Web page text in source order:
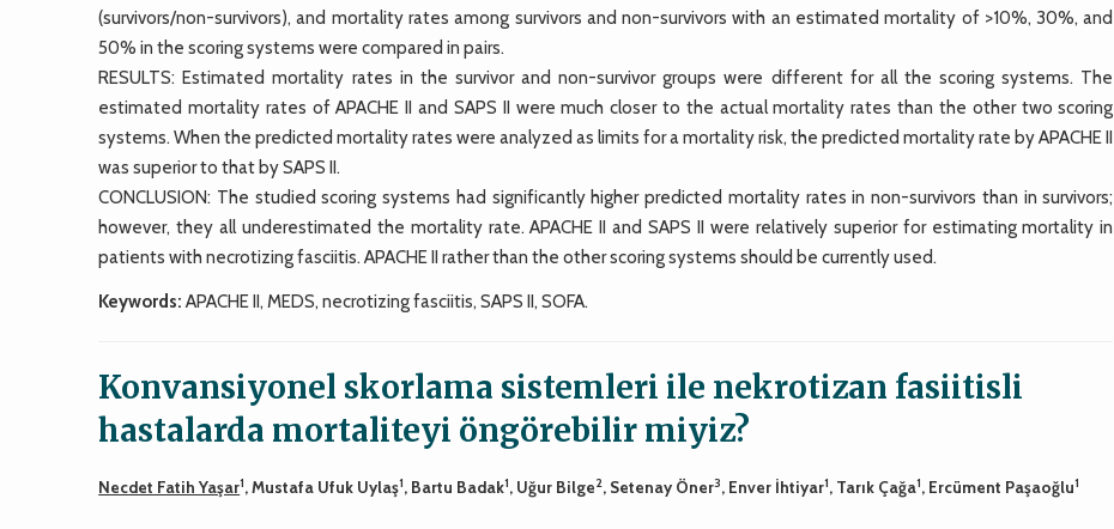
(survivors/non-survivors), and mortality rates among survivors and non-survivors with an estimated mortality of >10%, 30%, and
50% in the scoring systems were compared in pairs.
RESULTS: Estimated mortality rates in the survivor and non-survivor groups were different for all the scoring systems. The
estimated mortality rates of APACHE II and SAPS II were much closer to the actual mortality rates than the other two scoring
systems. When the predicted mortality rates were analyzed as limits for a mortality risk, the predicted mortality rate by APACHE II
was superior to that by SAPS II.
CONCLUSION: The studied scoring systems had significantly higher predicted mortality rates in non-survivors than in survivors;
however, they all underestimated the mortality rate. APACHE II and SAPS II were relatively superior for estimating mortality in
patients with necrotizing fasciitis. APACHE II rather than the other scoring systems should be currently used.
Keywords: APACHE II, MEDS, necrotizing fasciitis, SAPS II, SOFA.
Konvansiyonel skorlama sistemleri ile nekrotizan fasiitisli
hastalarda mortaliteyi öngörebilir miyiz?
Necdet Fatih Yaşar1, Mustafa Ufuk Uylaş1, Bartu Badak1, Uğur Bilge2, Setenay Öner3, Enver İhtiyar1, Tarık Çağa1, Ercüment Paşaoğlu1